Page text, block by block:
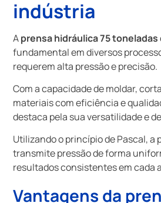
indústria
Aprensa hidráulica 75 toneladas
fundamental em diversos
requerem alta pressão e precisão.
Com a capacidade de moldar,
materiais com eficiência e
destaca pela sua versatilidade e
Utilizando o princípio de Pascal, a
transmite pressão de forma
resultados consistentes em cada
Vantagens da